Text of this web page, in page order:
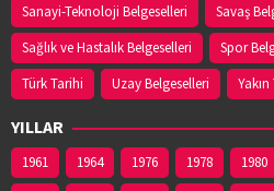
Sanayi-Teknoloji Belgeselleri
Savaş
Sağlık ve Hastalık Belgeselleri
Spor
Türk Tarihi
Uzay Belgeselleri
YILLAR
1961 1964 1976 1978 1980